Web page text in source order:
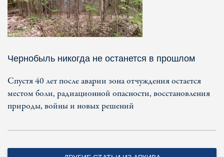
Чернобыль никогда не останется в прошлом
Спустя 40 лет после аварии зона отчуждения остается
местом боли, радиационной опасности, восстановления
природы, войны и новых решений